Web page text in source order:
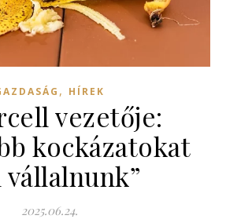
, HÍREK
vezetője:
kockázatokat
2025.06.24.